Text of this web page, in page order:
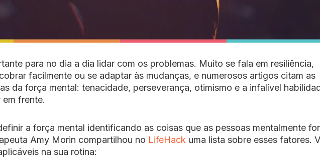
para no dia a dia lidar com os problemas. Muito se fala em resiliência,
facilmente ou se adaptar às mudanças, e numerosos artigos citam as
da força mental: tenacidade, perseverança, otimismo e a infalível
em frente.
a força mental identificando as coisas que as pessoas mentalmente
Amy Morin compartilhou no LifeHack uma lista sobre esses fatores.
na sua rotina: